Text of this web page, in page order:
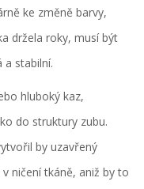
ke změně barvy,
držela roky, musí být
a stabilní.
hluboký kaz,
do struktury zubu.
by uzavřený
ničení tkáně, aniž by to